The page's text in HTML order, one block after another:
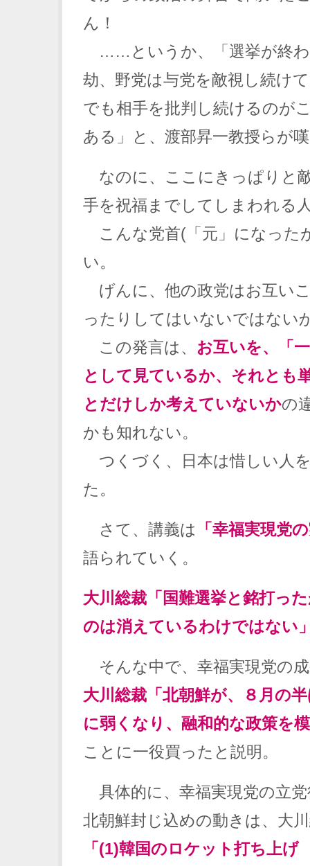
ん！
……というか、「選挙が終わ
劫、野党は与党を敵視し続け
でも相手を批判し続けるのが
ある」と、渡部昇一教授らが
なのに、ここにきっぱりと
手を祝福までしてしまわれる
こんな党首(「元」になった
い。
げんに、他の政党はお互い
ったりしてはいないではない
この発言は、 お互いを、「
として見ているか、それとも
とだけしか考えていないかの
かも知れない。
つくづく、日本は惜しい人
た。
さて、講義は
「幸福実現党
語られていく。
大川総裁「国難選挙と銘打っ
のは消えているわけではない
そんな中で、幸福実現党の
大川総裁「北朝鮮が、８月の
に弱くなり、融和的な政策を
ことに一役買ったと説明。
具体的に、幸福実現党の立
北朝鮮封じ込めの動きは、大
「(1)韓国のロケット打ち上げ